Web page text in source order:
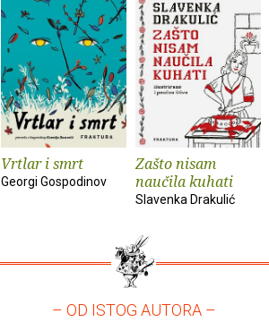
Vrtlar i smrt
Georgi Gospodinov
Zašto nisam
naučila kuhati
Slavenka Drakulić
– OD ISTOG AUTORA –